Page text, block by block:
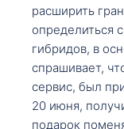
расширить
определиться
гибридов, в
спрашивает,
сервис, был
20 июня,
подарок